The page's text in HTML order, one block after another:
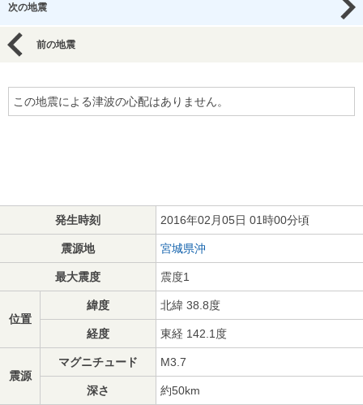
次の地震
前の地震
この地震による津波の心配はありません。
発生時刻 2016年02月05日 01時00分頃
震源地 宮城県沖
最大震度 震度1
位置
緯度 北緯 38.8度
経度 東経 142.1度
震源
マグニチュード M3.7
深さ 約50km